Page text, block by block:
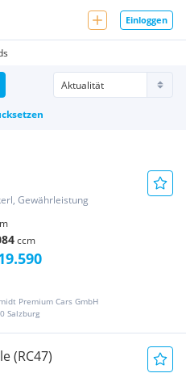
Einloggen
Gewährleistung
ccm
Premium Cars GmbH
Salzburg
(RC47)